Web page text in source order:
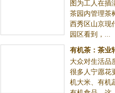
贵州安顺夏秋茶茶园管理和生产
图为工人在插满驱虫黄板的新植茶园
日，记者在西秀区山京现代高效茶产
到，...
有机茶：茶业转型升级“助推器”
大众对生活品质要求越来越高，很多
格购买有机大米、有机蔬菜、有机水